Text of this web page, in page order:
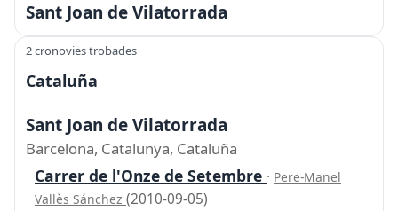
Sant Joan de Vilatorrada
2 cronovies trobades
Cataluña
Sant Joan de Vilatorrada
Barcelona, Catalunya, Cataluña
Carrer de l'Onze de Setembre · Pere-Manel
Vallès Sánchez (2010-09-05)